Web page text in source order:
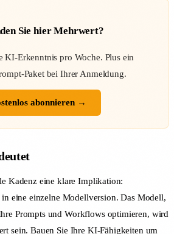
Sie hier Mehrwert?
KI-Erkenntnis pro Woche. Plus ein
Paket bei Ihrer Anmeldung.
abonnieren →
Kadenz eine klare Implikation:
eine einzelne Modellversion. Das Modell,
Prompts und Workflows optimieren, wird
sein. Bauen Sie Ihre KI-Fähigkeiten um